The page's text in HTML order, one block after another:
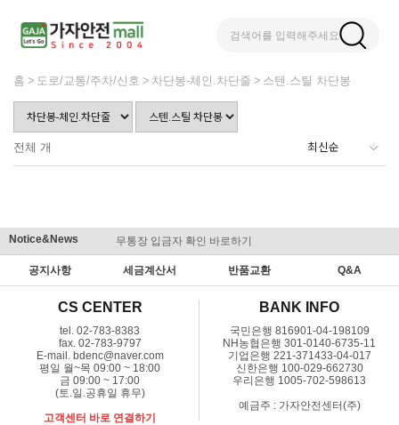
검색어를 입력해주세요
홈 도로/교통/주차/신호 차단봉-체인.차단줄 스텐.스틸 차단봉
전체 개
Notice&News 무통장 입금자 확인 바로하기
공지사항 세금계산서 반품교환 Q&A
CS CENTER
tel. 02-783-8383
fax. 02-783-9797
E-mail. bdenc@naver.com
평일 월~목 09:00 ~ 18:00
금 09:00 ~ 17:00
(토.일.공휴일 휴무)
고객센터 바로 연결하기
BANK INFO
국민은행 816901-04-198109
NH농협은행 301-0140-6735-11
기업은행 221-371433-04-017
신한은행 100-029-662730
우리은행 1005-702-598613
예금주 : 가자안전센터(주)